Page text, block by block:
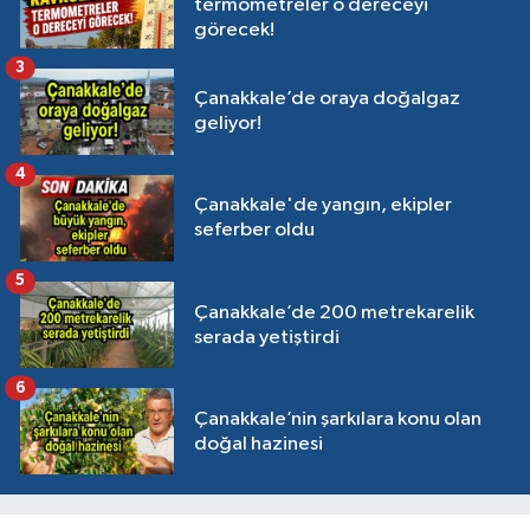
termometreler o dereceyi
görecek!
Çanakkale’de oraya doğalgaz
geliyor!
3
Çanakkale'de yangın, ekipler
seferber oldu
4
Çanakkale’de 200 metrekarelik
serada yetiştirdi
5
Çanakkale’nin şarkılara konu olan
doğal hazinesi
6